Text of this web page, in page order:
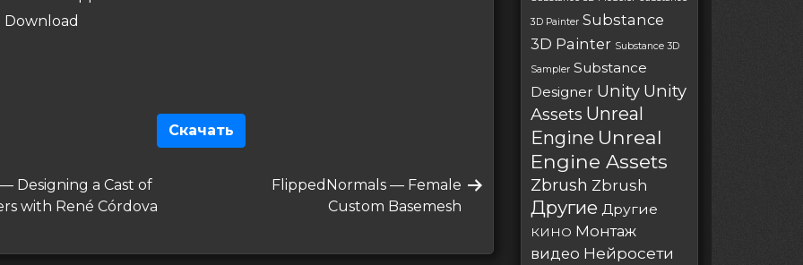
Скачать
Designing a Cast of
with René Córdova
Следующая
FlippedNormals — Female
Custom Basemesh
3D Painter Substance
3D Painter Substance 3D
Sampler Substance
Designer Unity Unity
Assets Unreal
Engine Unreal
Engine Assets
Zbrush Zbrush
Другие Другие
КИНО Монтаж
видео Нейросети